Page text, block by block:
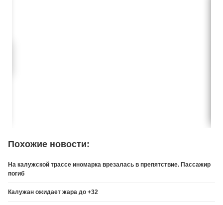
Похожие новости:
На калужской трассе иномарка врезалась в препятствие. Пассажир
погиб
Калужан ожидает жара до +32